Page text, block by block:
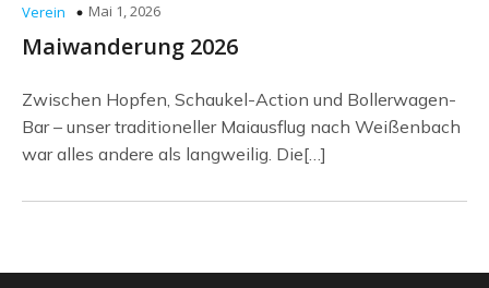
Verein Mai 1, 2026
Maiwanderung 2026
Zwischen Hopfen, Schaukel-Action und Bollerwagen-
Bar – unser traditioneller Maiausflug nach Weißenbach
war alles andere als langweilig. Die[…]